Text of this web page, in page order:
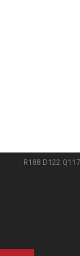
R188 D122 Q117